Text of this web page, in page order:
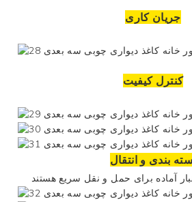
جریان کاری
کنترل کیفیت
بندی و انتقال
آماده برای حمل و نقل سریع هستند